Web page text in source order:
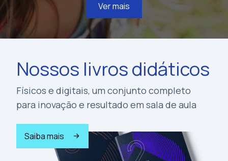
Ver mais
Nossos livros didáticos
Físicos e digitais, um conjunto completo
para inovação e resultado em sala de aula
Saiba mais